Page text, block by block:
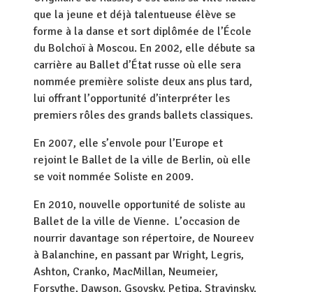
que la jeune et déjà talentueuse élève se
forme à la danse et sort diplômée de l’École
du Bolchoï à Moscou. En 2002, elle débute sa
carrière au Ballet d’État russe où elle sera
nommée première soliste deux ans plus tard,
lui offrant l’opportunité d’interpréter les
premiers rôles des grands ballets classiques.
En 2007, elle s’envole pour l’Europe et
rejoint le Ballet de la ville de Berlin, où elle
se voit nommée Soliste en 2009.
En 2010, nouvelle opportunité de soliste au
Ballet de la ville de Vienne. L’occasion de
nourrir davantage son répertoire, de Noureev
à Balanchine, en passant par Wright, Legris,
Ashton, Cranko, MacMillan, Neumeier,
Forsythe, Dawson, Gsovsky, Petipa, Stravinsky,